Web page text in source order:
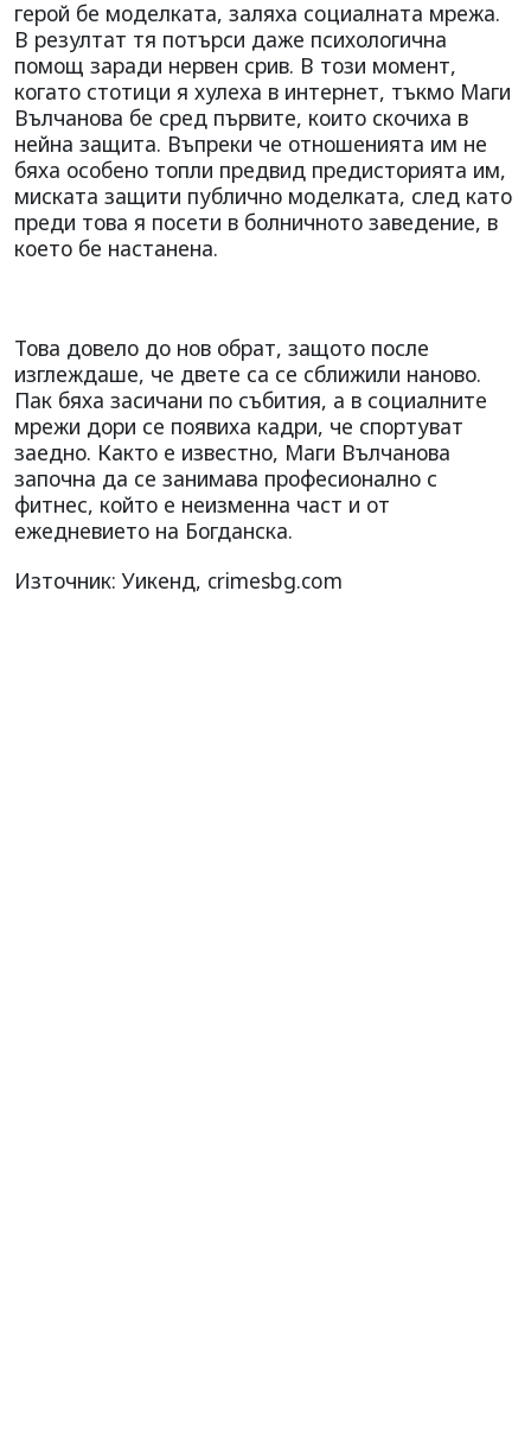
герой бе моделката, заляха социалната мрежа.
В резултат тя потърси даже психологична
помощ заради нервен срив. В този момент,
когато стотици я хулеха в интернет, тъкмо Маги
Вълчанова бе сред първите, които скочиха в
нейна защита. Въпреки че отношенията им не
бяха особено топли предвид предисторията им,
миската защити публично моделката, след като
преди това я посети в болничното заведение, в
което бе настанена.
Това довело до нов обрат, защото после
изглеждаше, че двете са се сближили наново.
Пак бяха засичани по събития, а в социалните
мрежи дори се появиха кадри, че спортуват
заедно. Както е известно, Маги Вълчанова
започна да се занимава професионално с
фитнес, който е неизменна част и от
ежедневието на Богданска.
Източник: Уикенд, crimesbg.com